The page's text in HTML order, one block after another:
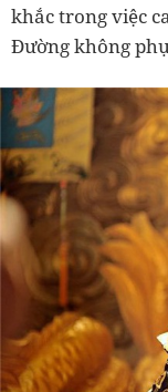
khắc trong việc
Đường không